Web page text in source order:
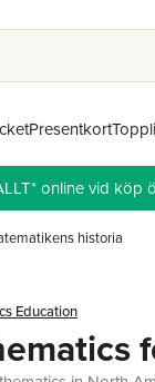
Presentkort
online vid köp
historia
Education